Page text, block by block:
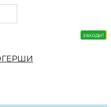
зацени!
заходи!